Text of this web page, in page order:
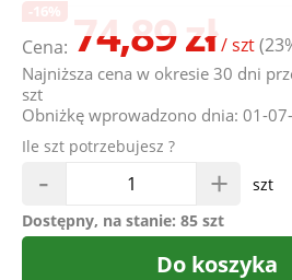
-16%
Cena: 74,89 zł/ szt
Najniższa cena w okresie 30 dni
szt
Obniżkę wprowadzono dnia: 01-
Ile szt potrzebujesz ?
- +
szt
Dostępny, na stanie: 85 szt
Do koszyka